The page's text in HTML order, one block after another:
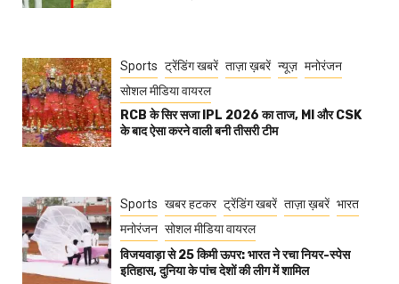
Sports ट्रेंडिंग खबरें ताज़ा ख़बरें न्यूज़ मनोरंजन
सोशल मीडिया वायरल
RCB के सिर सजा IPL 2026 का ताज, MI और CSK
के बाद ऐसा करने वाली बनी तीसरी टीम
Sports खबर हटकर ट्रेंडिंग खबरें ताज़ा ख़बरें भारत
मनोरंजन सोशल मीडिया वायरल
विजयवाड़ा से 25 किमी ऊपर: भारत ने रचा नियर-स्पेस
इतिहास, दुनिया के पांच देशों की लीग में शामिल